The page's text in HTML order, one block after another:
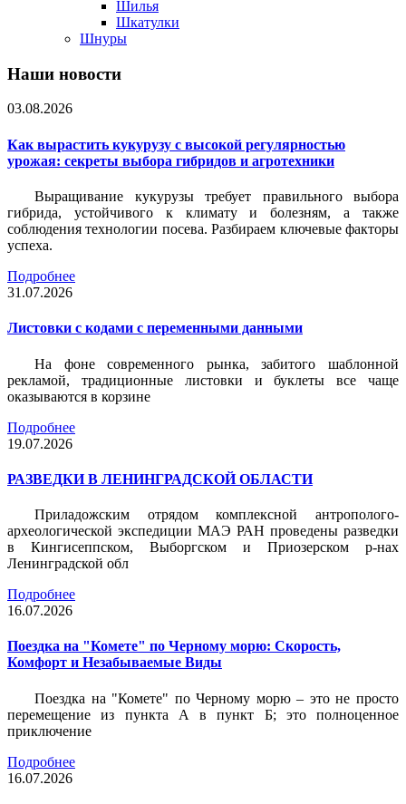
Шилья
Шкатулки
Шнуры
Наши новости
03.08.2026
Как вырастить кукурузу с высокой регулярностью
урожая: секреты выбора гибридов и агротехники
Выращивание кукурузы требует правильного выбора
гибрида, устойчивого к климату и болезням, а также
соблюдения технологии посева. Разбираем ключевые факторы
успеха.
Подробнее
31.07.2026
Листовки c кодами с переменными данными
На фоне современного рынка, забитого шаблонной
рекламой, традиционные листовки и буклеты все чаще
оказываются в корзине
Подробнее
19.07.2026
РАЗВЕДКИ В ЛЕНИНГРАДСКОЙ ОБЛАСТИ
Приладожским отрядом комплексной антрополого-
археологической экспедиции МАЭ РАН проведены разведки
в Кингисеппском, Выборгском и Приозерском р-нах
Ленинградской обл
Подробнее
16.07.2026
Поездка на "Комете" по Черному морю: Скорость,
Комфорт и Незабываемые Виды
Поездка на "Комете" по Черному морю – это не просто
перемещение из пункта А в пункт Б; это полноценное
приключение
Подробнее
16.07.2026